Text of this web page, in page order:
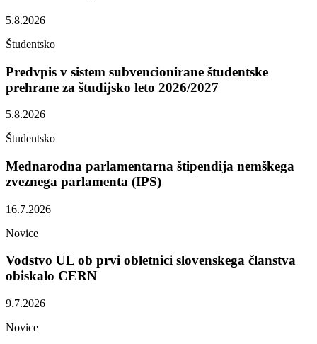
5.8.2026
Študentsko
Predvpis v sistem subvencionirane študentske
prehrane za študijsko leto 2026/2027
5.8.2026
Študentsko
Mednarodna parlamentarna štipendija nemškega
zveznega parlamenta (IPS)
16.7.2026
Novice
Vodstvo UL ob prvi obletnici slovenskega članstva
obiskalo CERN
9.7.2026
Novice